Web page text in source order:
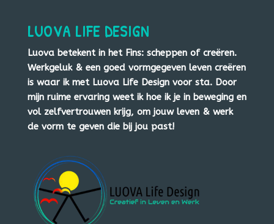
LUOVA LIFE DESIGN
Luova betekent in het Fins: scheppen of creëren.
Werkgeluk & een goed vormgegeven leven creëren
is waar ik met Luova Life Design voor sta. Door
mijn ruime ervaring weet ik hoe ik je in beweging en
vol zelfvertrouwen krijg, om jouw leven & werk
de vorm te geven die bij jou past!